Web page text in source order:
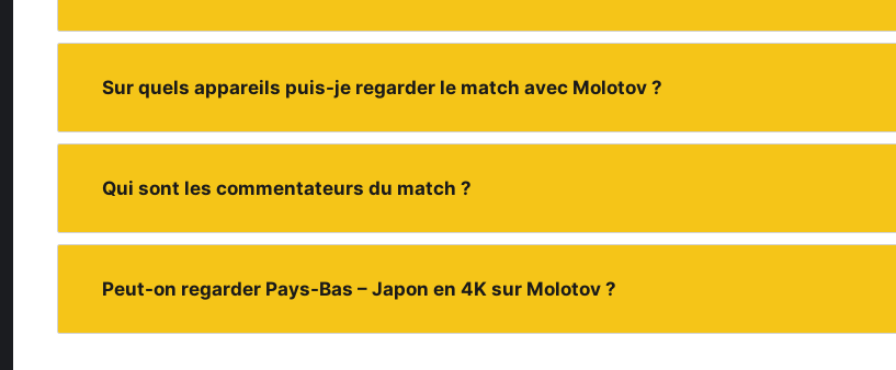
Sur quels appareils puis-je regarder le match avec Molotov ?
Qui sont les commentateurs du match ?
Peut-on regarder Pays-Bas – Japon en 4K sur Molotov ?